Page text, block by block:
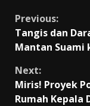
o
o
Continue
Reading
Previous:
Tangis dan
Mantan Suami
Next:
Miris! Proyek
Rumah Kepala